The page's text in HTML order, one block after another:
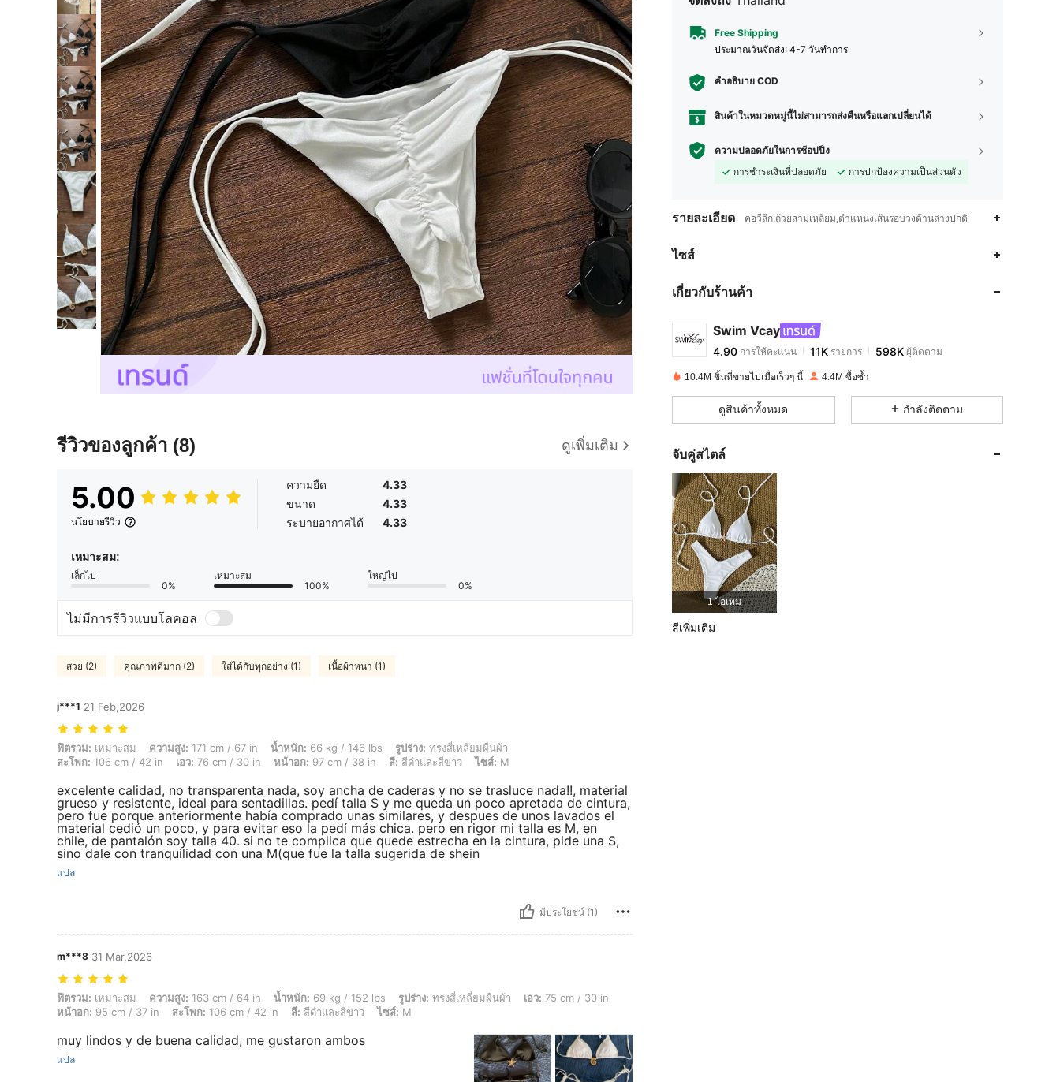
รีวิวของลูกค้า (8) ดูเพิ่มเติม
5.00
นโยบายรีวิว
ความยืด
4.33
ขนาด
4.33
ระบายอากาศได้
4.33
เหมาะสม:
เล็กไป
0%
เหมาะสม
100%
ใหญ่ไป
0%
ไม่มีการรีวิวแบบโลคอล
สวย (2) คุณภาพดีมาก (2) ใส่ได้กับทุกอย่าง (1) เนื้อผ้าหนา (1)
j***1 21 Feb,2026
ฟิตรวม: เหมาะสม, ความสูง: 171 cm / 67 in, น้ำหนัก: 66 kg / 146 lbs, รูปร่าง: ทรงสี่เหลี่ยมผืนผ้า, สะโพก: 106 cm / 42 in, เอว: 76 cm / 30 in, หน้าอก: 97 cm / 38 in, สี: สีดำและสีขาว, ไซส์: M
ฟิตรวม: เหมาะสม ความสูง: 171 cm / 67 in น้ำหนัก: 66 kg / 146 lbs รูปร่าง: ทรงสี่เหลี่ยมผืนผ้า
สะโพก: 106 cm / 42 in เอว: 76 cm / 30 in หน้าอก: 97 cm / 38 in สี: สีดำและสีขาว ไซส์: M
excelente calidad, no transparenta nada, soy ancha de caderas y no se trasluce nada!!, material
grueso y resistente, ideal para sentadillas. pedí talla S y me queda un poco apretada de cintura,
pero fue porque anteriormente había comprado unas similares, y despues de unos lavados el
material cedió un poco, y para evitar eso la pedí más chica. pero en rigor mi talla es M, en
chile, de pantalón soy talla 40. si no te complica que quede estrecha en la cintura, pide una S,
sino dale con tranquilidad con una M(que fue la talla sugerida de shein
แปล
มีประโยชน์ (1)
m***8 31 Mar,2026
ฟิตรวม: เหมาะสม, ความสูง: 163 cm / 64 in, น้ำหนัก: 69 kg / 152 lbs, รูปร่าง: ทรงสี่เหลี่ยมผืนผ้า, เอว: 75 cm / 30 in, หน้าอก: 95 cm / 37 in, สะโพก: 106 cm / 42 in, สี: สีดำและสีขาว, ไซส์: M
ฟิตรวม: เหมาะสม ความสูง: 163 cm / 64 in น้ำหนัก: 69 kg / 152 lbs รูปร่าง: ทรงสี่เหลี่ยมผืนผ้า เอว: 75 cm / 30 in
หน้าอก: 95 cm / 37 in สะโพก: 106 cm / 42 in สี: สีดำและสีขาว ไซส์: M
muy lindos y de buena calidad, me gustaron ambos
แปล
Free Shipping
ประมาณวันจัดส่ง: 4-7 วันทำการ
คำอธิบาย COD
สินค้าในหมวดหมู่นี้ไม่สามารถส่งคืนหรือแลกเปลี่ยนได้
ความปลอดภัยในการช้อปปิ้ง
การชำระเงินที่ปลอดภัย
การปกป้องความเป็นส่วนตัว
รายละเอียด คอวีลึก,ถ้วยสามเหลี่ยม,ตำแหน่งเส้นรอบวงด้านล่างปกติ
ไซส์
เกี่ยวกับร้านค้า
Swim Vcay
4.90
4.90 การให้คะแนน 11K
r***aจ่าย1 วันที่ผ่านมา
4.90
4.90
4.90
4.90
10.4M ชิ้นที่ขายไปเมื่อเร็วๆ นี้ 4.4M ซื้อซ้ำ
ดูสินค้าทั้งหมด กำลังติดตาม
จับคู่สไตล์
1 ไอเทม
สีเพิ่มเติม